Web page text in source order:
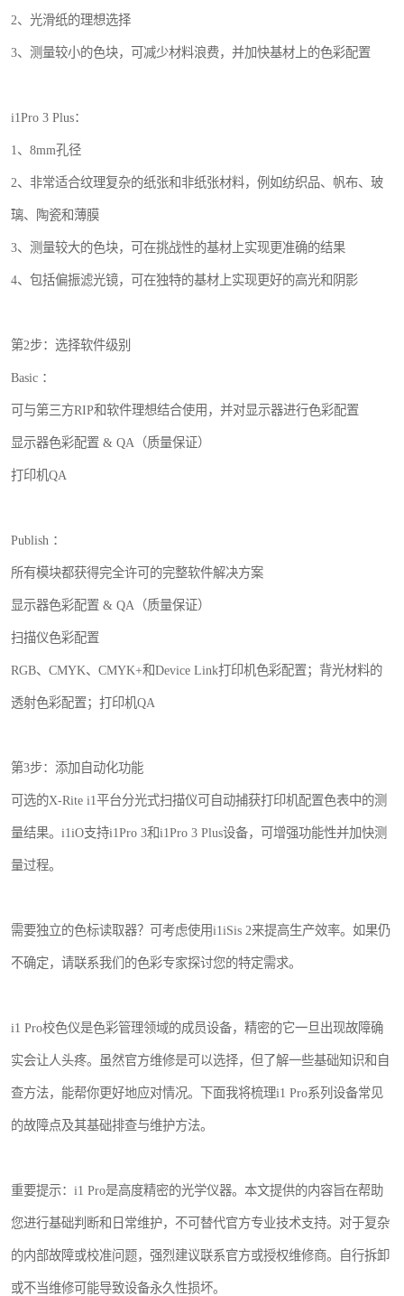
2、光滑纸的理想选择
3、测量较小的色块，可减少材料浪费，并加快基材上的色彩配置
i1Pro 3 Plus：
1、8mm孔径
2、非常适合纹理复杂的纸张和非纸张材料，例如纺织品、帆布、玻
璃、陶瓷和薄膜
3、测量较大的色块，可在挑战性的基材上实现更准确的结果
4、包括偏振滤光镜，可在独特的基材上实现更好的高光和阴影
第2步：选择软件级别
Basic ：
可与第三方RIP和软件理想结合使用，并对显示器进行色彩配置
显示器色彩配置 & QA（质量保证）
打印机QA
Publish ：
所有模块都获得完全许可的完整软件解决方案
显示器色彩配置 & QA（质量保证）
扫描仪色彩配置
RGB、CMYK、CMYK+和Device Link打印机色彩配置；背光材料的
透射色彩配置；打印机QA
第3步：添加自动化功能
可选的X-Rite i1平台分光式扫描仪可自动捕获打印机配置色表中的测
量结果。i1iO支持i1Pro 3和i1Pro 3 Plus设备，可增强功能性并加快测
量过程。
需要独立的色标读取器？可考虑使用i1iSis 2来提高生产效率。如果仍
不确定，请联系我们的色彩专家探讨您的特定需求。
i1 Pro校色仪是色彩管理领域的成员设备，精密的它一旦出现故障确
实会让人头疼。虽然官方维修是可以选择，但了解一些基础知识和自
查方法，能帮你更好地应对情况。下面我将梳理i1 Pro系列设备常见
的故障点及其基础排查与维护方法。
重要提示：i1 Pro是高度精密的光学仪器。本文提供的内容旨在帮助
您进行基础判断和日常维护，不可替代官方专业技术支持。对于复杂
的内部故障或校准问题，强烈建议联系官方或授权维修商。自行拆卸
或不当维修可能导致设备永久性损坏。